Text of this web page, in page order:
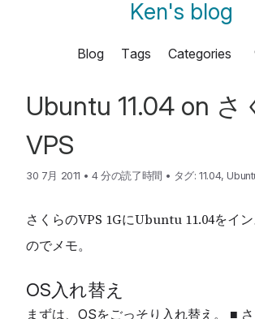
Ken's blog
Blog Tags Categories
Ubuntu 11.04 on さ
VPS
30 7月 2011 • 4 分の読了時間 • タグ:11.04,
さくらのVPS 1GにUbuntu 11.04をイ
のでメモ。
OS入れ替え
まずは、OSをごっそり入れ替え。 ■